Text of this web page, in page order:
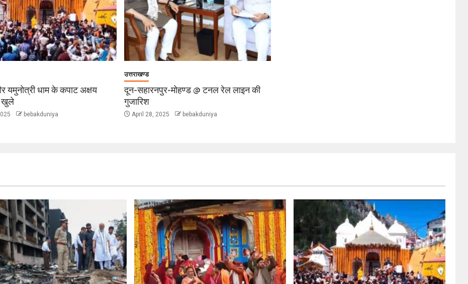
यमुनोत्री धाम के कपाट अक्षय
खुले
bebakduniya
उत्तराखण्ड
दून-सहारनपुर-मोहण्ड @ टनल रेल लाइन की
गुजारिश
April 28, 2025 bebakduniya